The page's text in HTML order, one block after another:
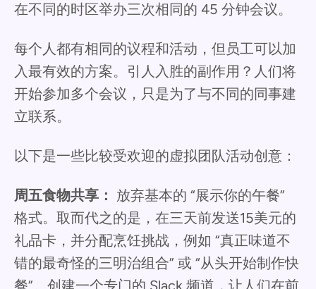
在不同的时区举办三次相同的 45 分钟会议。
每个人都有相同的议程和活动，但员工可以加
入最有效的方案。引人入胜的副作用？人们将
开始参加多个会议，只是为了与不同的同事建
立联系。
以下是一些比较受欢迎的虚拟团队活动创意：
周五食物共享： 放弃基本的 “展示你的午餐”
格式。取而代之的是，在三天前发送15美元的
礼品卡，并分配烹饪挑战，例如 “真正味道不
错的最奇怪的三明治组合” 或 “从头开始制作快
餐”。创建一个专门的 Slack 频道，让人们在前